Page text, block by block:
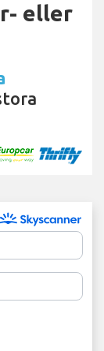
eller